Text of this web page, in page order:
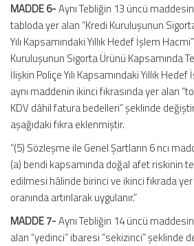
MADDE 6-Aynı Tebliğin 13 üncü
tabloda yer alan “Kredi Kuruluşunun
Yılı Kapsamındaki Yıllık Hedef İşlem
Kuruluşunun Sigorta Ürünü Kapsamında
İlişkin Poliçe Yılı Kapsamındaki Yıllık
aynı maddenin ikinci fıkrasında yer alan
KDV dâhil fatura bedelleri” şeklinde
aşağıdaki fıkra eklenmiştir.
“(5) Sözleşme ile Genel Şartların 6 ncı
(a) bendi kapsamında doğal afet riskinin
edilmesi hâlinde birinci ve ikinci fıkrada
oranında artırılarak uygulanır.”
MADDE 7-Aynı Tebliğin 14 üncü
alan “yedinci” ibaresi “sekizinci” şeklinde